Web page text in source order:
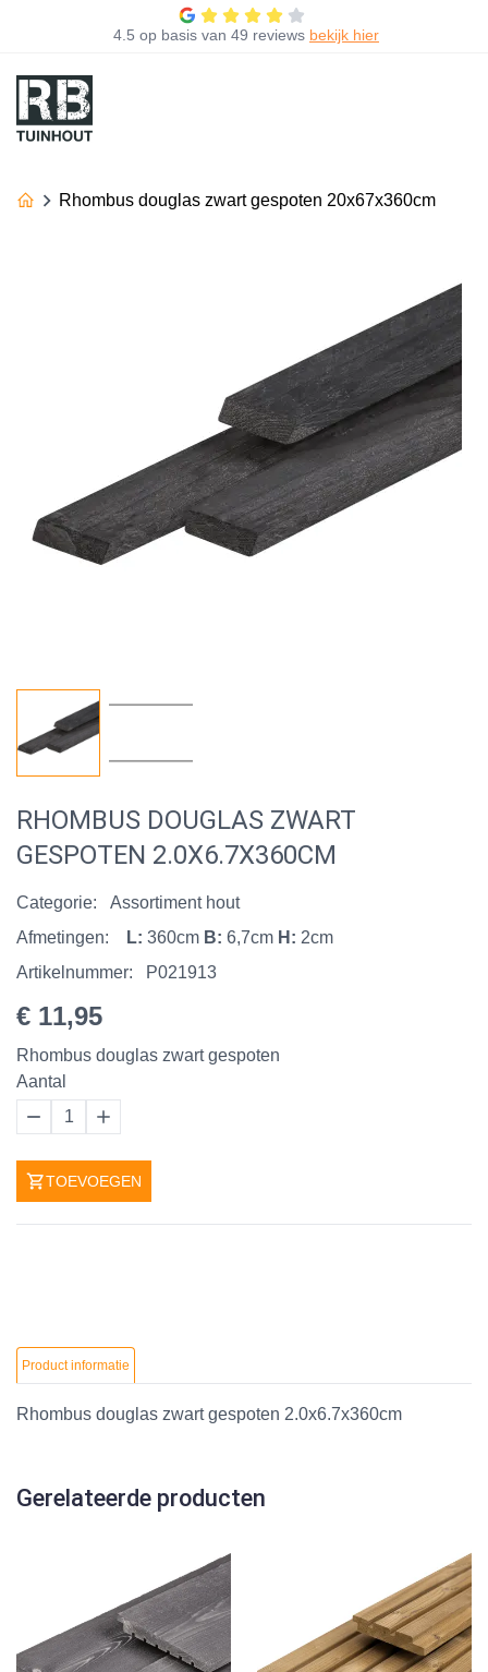
4.5 op basis van 49 reviews bekijk hier
Rhombus douglas zwart gespoten 20x67x360cm
RHOMBUS DOUGLAS ZWART
GESPOTEN 2.0X6.7X360CM
Categorie:
Assortiment hout
Afmetingen:
L: 360cm B: 6,7cm H: 2cm
Artikelnummer:
P021913
€ 11,95
Rhombus douglas zwart gespoten
Aantal
1
TOEVOEGEN
Product informatie
Rhombus douglas zwart gespoten 2.0x6.7x360cm
Gerelateerde producten